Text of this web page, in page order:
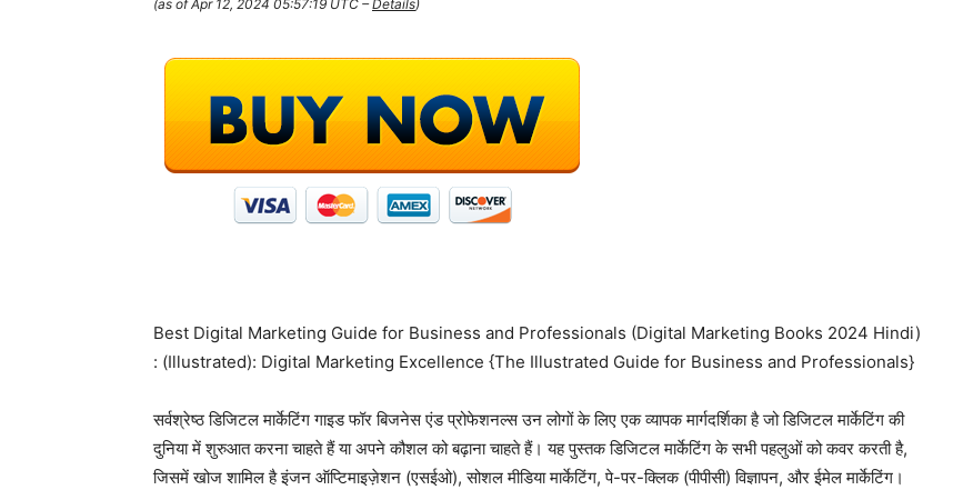
(as of Apr 12, 2024 05:57:19 UTC –Details)
Best Digital Marketing Guide for Business and Professionals (Digital Marketing Books 2024 Hindi)
: (Illustrated): Digital Marketing Excellence {The Illustrated Guide for Business and Professionals}
सर्वश्रेष्ठ डिजिटल मार्केटिंग गाइड फॉर बिजनेस एंड प्रोफेशनल्स उन लोगों के लिए एक व्यापक मार्गदर्शिका है जो डिजिटल मार्केटिंग की
दुनिया में शुरुआत करना चाहते हैं या अपने कौशल को बढ़ाना चाहते हैं। यह पुस्तक डिजिटल मार्केटिंग के सभी पहलुओं को कवर करती है,
जिसमें खोज शामिल है इंजन ऑप्टिमाइज़ेशन (एसईओ), सोशल मीडिया मार्केटिंग, पे-पर-क्लिक (पीपीसी) विज्ञापन, और ईमेल मार्केटिंग।